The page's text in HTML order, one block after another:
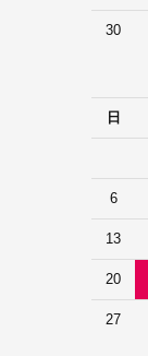
30
日
6
13
20
27